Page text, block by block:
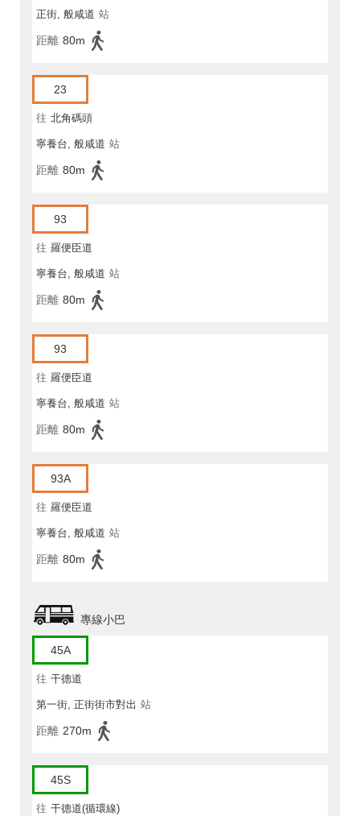
正街, 般咸道 站
距離 80m
23
往 北角碼頭
寧養台, 般咸道 站
距離 80m
93
往 羅便臣道
寧養台, 般咸道 站
距離 80m
93
往 羅便臣道
寧養台, 般咸道 站
距離 80m
93A
往 羅便臣道
寧養台, 般咸道 站
距離 80m
專線小巴
45A
往 干德道
第一街, 正街街市對出 站
距離 270m
45S
往 干德道(循環線)